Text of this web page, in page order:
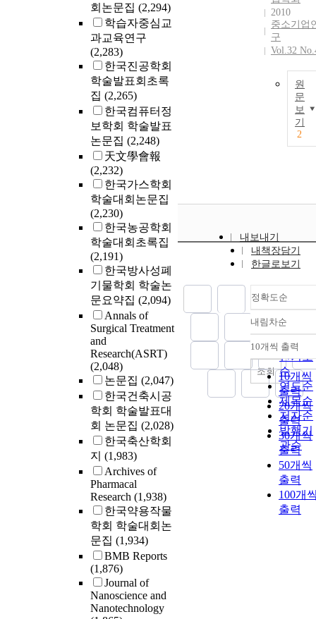
회논문집 (2,294)
학습자중심교
과교육연구
(2,283)
한국진공학회
학술발표회초록
집 (2,265)
한국컴퓨터정
보학회 학술발표
논문집 (2,248)
天文學會報
(2,232)
한국가스학회
학술대회논문집
(2,230)
한국농공학회
학술대회초록집
(2,191)
한국방사성폐
기물학회 학술논
문요약집 (2,094)
Annals of
Surgical Treatment
and
Research(ASRT)
(2,048)
논문집 (2,047)
한국건축시공
학회 학술발표대
회 논문집 (2,028)
한국축산학회
지 (1,983)
Archives of
Pharmacal
Research (1,938)
한국약용작물
학회 학술대회논
문집 (1,934)
BMB Reports
(1,876)
Journal of
Nanoscience and
Nanotechnology
2010
중소기업
구
Vol.32
원
문
보
기
2
내보내기
내책장담기
한글로보기
정확도순
정확도
순
인기도
순
연도순
제목순
저자순
발행기
관순
내림차순
내림차
10개씩 출력
10개씩
출력
20개씩
출력
30개씩
출력
50개씩
출력
100개
출력
조회